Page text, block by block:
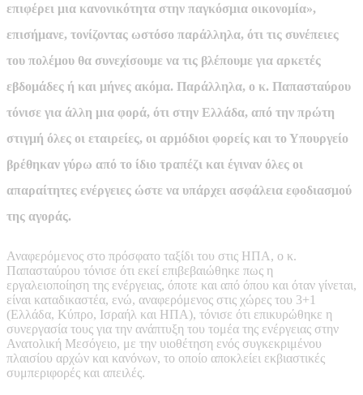
επιφέρει μια κανονικότητα στην παγκόσμια οικονομία»,
επισήμανε, τονίζοντας ωστόσο παράλληλα, ότι τις συνέπειες
του πολέμου θα συνεχίσουμε να τις βλέπουμε για αρκετές
εβδομάδες ή και μήνες ακόμα. Παράλληλα, ο κ. Παπασταύρου
τόνισε για άλλη μια φορά, ότι στην Ελλάδα, από την πρώτη
στιγμή όλες οι εταιρείες, οι αρμόδιοι φορείς και το Υπουργείο
βρέθηκαν γύρω από το ίδιο τραπέζι και έγιναν όλες οι
απαραίτητες ενέργειες ώστε να υπάρχει ασφάλεια εφοδιασμού
της αγοράς.
Αναφερόμενος στο πρόσφατο ταξίδι του στις ΗΠΑ, ο κ.
Παπασταύρου τόνισε ότι εκεί επιβεβαιώθηκε πως η
εργαλειοποίηση της ενέργειας, όποτε και από όπου και όταν γίνεται,
είναι καταδικαστέα, ενώ, αναφερόμενος στις χώρες του 3+1
(Ελλάδα, Κύπρο, Ισραήλ και ΗΠΑ), τόνισε ότι επικυρώθηκε η
συνεργασία τους για την ανάπτυξη του τομέα της ενέργειας στην
Ανατολική Μεσόγειο, με την υιοθέτηση ενός συγκεκριμένου
πλαισίου αρχών και κανόνων, το οποίο αποκλείει εκβιαστικές
συμπεριφορές και απειλές.